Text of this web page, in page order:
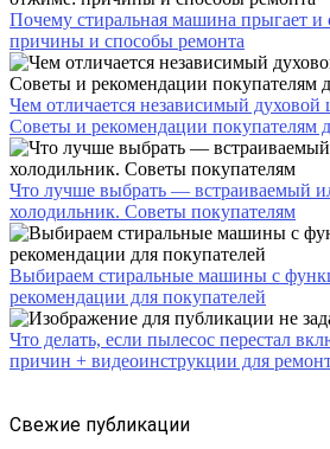
Почему стиральная машина прыгает и
причины и способы ремонта
Чем отличается независимый духовой
Советы и рекомендации покупателям
Что лучше выбрать — встраиваемый
холодильник. Советы покупателям
Выбираем стиральные машины с
рекомендации для покупателей
Что делать, если пылесос перестал
причин + видеоинструкции для
Свежие публикации